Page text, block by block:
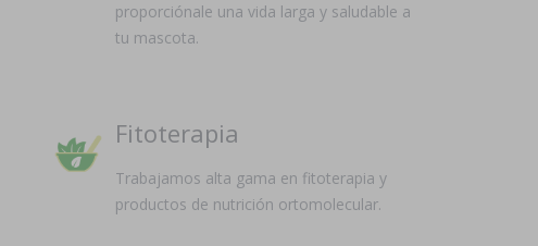
proporciónale una vida larga y saludable a
tu mascota.
Fitoterapia
Trabajamos alta gama en fitoterapia y
productos de nutrición ortomolecular.